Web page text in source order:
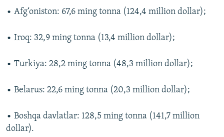
• Afg‘oniston: 67,6 ming tonna (124,4 million dollar);
• Iroq: 32,9 ming tonna (13,4 million dollar);
• Turkiya: 28,2 ming tonna (48,3 million dollar);
• Belarus: 22,6 ming tonna (20,3 million dollar);
• Boshqa davlatlar: 128,5 ming tonna (141,7 million
dollar).